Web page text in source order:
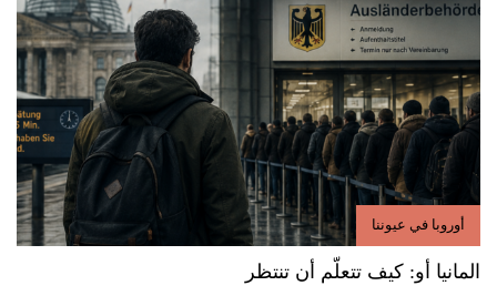
أوروبا في عيوننا
المانيا أو: كيف تتعلّم أن تنتظر